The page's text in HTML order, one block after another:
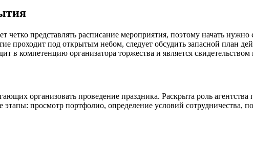
четко представлять расписание мероприятия, поэтому начать
проходит под открытым небом, следует обсудить запасной план
в компетенцию организатора торжества и является
организовать проведение праздника. Раскрыта роль
просмотр портфолио, определение условий сотрудничества,